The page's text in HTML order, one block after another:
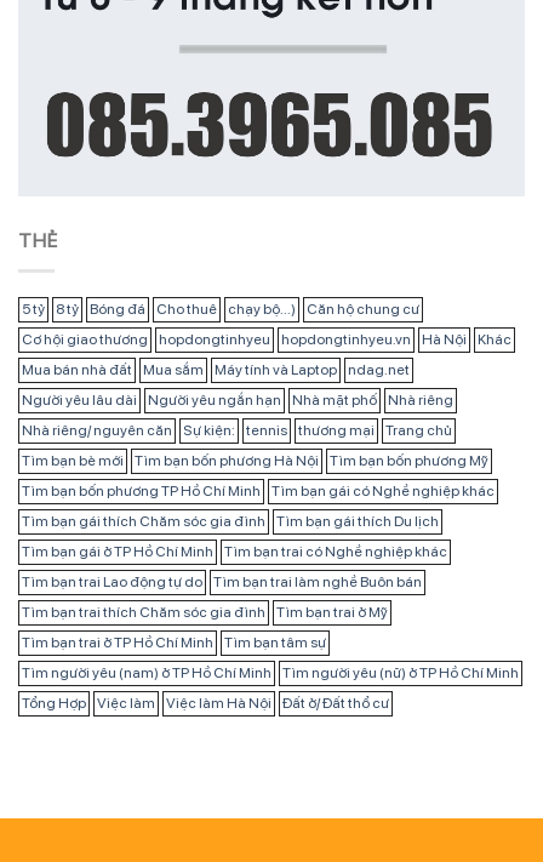
THẺ
5 tỷ 8 tỷ Bóng đá Cho thuê chạy bộ...)
Căn hộ chung cư
Cơ hội giao thương
hopdongtinhyeu hopdongtinhyeu.vn Hà Nội
Khác
Mua bán nhà đất
Mua sắm Máy tính và Laptop
ndag.net
Người yêu lâu dài
Người yêu ngắn hạn Nhà mặt phố
Nhà riêng
Nhà riêng/ nguyên căn
Sự kiện: tennis thương mại
Trang chủ
Tìm bạn bè mới
Tìm bạn bốn phương Hà Nội
Tìm bạn bốn phương Mỹ
Tìm bạn bốn phương TP Hồ Chí Minh
Tìm bạn gái có Nghề nghiệp khác
Tìm bạn gái thích Chăm sóc gia đình
Tìm bạn gái thích Du lịch
Tìm bạn gái ở TP Hồ Chí Minh
Tìm bạn trai có Nghề nghiệp khác
Tìm bạn trai Lao động tự do
Tìm bạn trai làm nghề Buôn bán
Tìm bạn trai thích Chăm sóc gia đình
Tìm bạn trai ở Mỹ
Tìm bạn trai ở TP Hồ Chí Minh
Tìm bạn tâm sự
Tìm người yêu (nam) ở TP Hồ Chí Minh
Tìm người yêu (nữ) ở TP Hồ Chí Minh
Tổng Hợp
Việc làm Việc làm Hà Nội Đất ở/ Đất thổ cư